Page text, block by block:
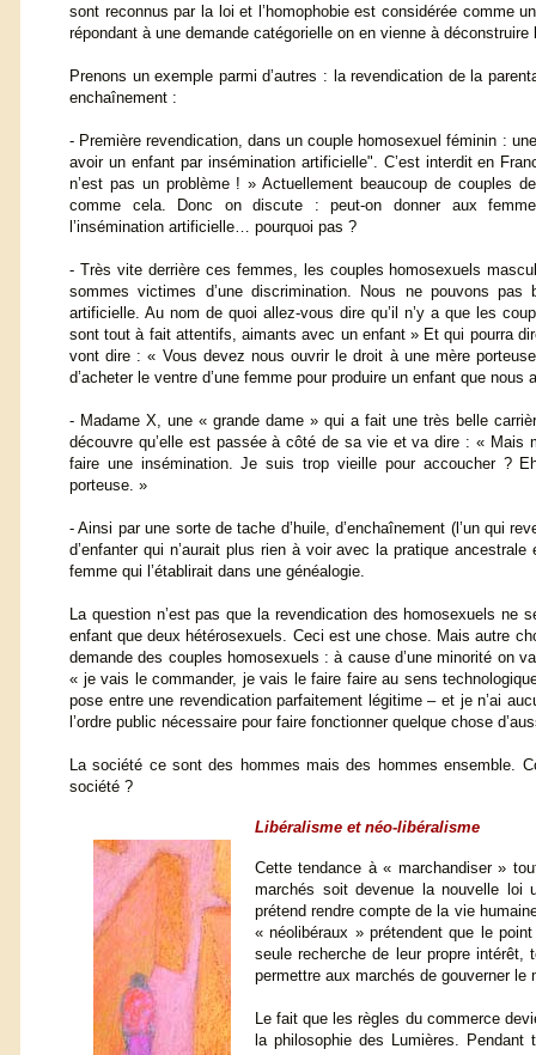
sont reconnus par la loi et l’homophobie est considérée comme
répondant à une demande catégorielle on en vienne à
Prenons un exemple parmi d’autres : la revendication de la
enchaînement :
- Première revendication, dans un couple homosexuel féminin :
avoir un enfant par insémination artificielle". C’est interdit en
n’est pas un problème ! » Actuellement beaucoup de couples
comme cela. Donc on discute : peut-on donner aux
l’insémination artificielle… pourquoi pas ?
- Très vite derrière ces femmes, les couples homosexuels
sommes victimes d’une discrimination. Nous ne pouvons pas
artificielle. Au nom de quoi allez-vous dire qu’il n’y a que les
sont tout à fait attentifs, aimants avec un enfant » Et qui pourra
vont dire : « Vous devez nous ouvrir le droit à une mère
d’acheter le ventre d’une femme pour produire un enfant que
- Madame X, une « grande dame » qui a fait une très belle
découvre qu’elle est passée à côté de sa vie et va dire : « Mais
faire une insémination. Je suis trop vieille pour accoucher ?
porteuse. »
- Ainsi par une sorte de tache d’huile, d’enchaînement (l’un qui
d’enfanter qui n’aurait plus rien à voir avec la pratique
femme qui l’établirait dans une généalogie.
La question n’est pas que la revendication des homosexuels
enfant que deux hétérosexuels. Ceci est une chose. Mais autre
demande des couples homosexuels : à cause d’une minorité on
« je vais le commander, je vais le faire faire au sens
pose entre une revendication parfaitement légitime – et je n’ai
l’ordre public nécessaire pour faire fonctionner quelque chose
La société ce sont des hommes mais des hommes ensemble.
société ?
Libéralisme et néo-libéralisme
Cette tendance à « marchandiser »
marchés soit devenue la nouvelle loi
prétend rendre compte de la vie
« néolibéraux » prétendent que le
seule recherche de leur propre intérêt,
permettre aux marchés de gouverner
Le fait que les règles du commerce
la philosophie des Lumières.